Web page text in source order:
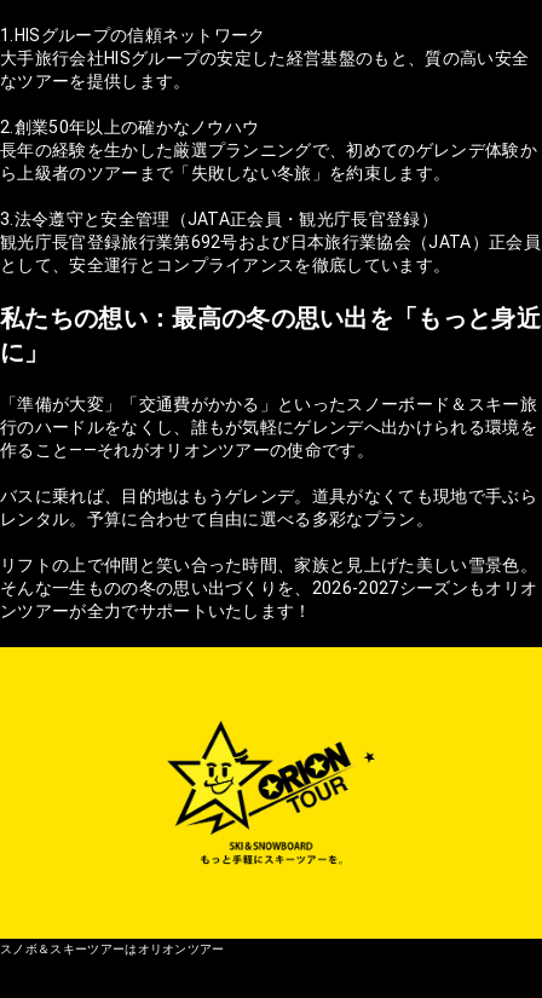
1.HISグループの信頼ネットワーク
大手旅行会社HISグループの安定した経営基盤のもと、質の高い安全
なツアーを提供します。
2.創業50年以上の確かなノウハウ
長年の経験を生かした厳選プランニングで、初めてのゲレンデ体験か
ら上級者のツアーまで「失敗しない冬旅」を約束します。
3.法令遵守と安全管理（JATA正会員・観光庁長官登録）
観光庁長官登録旅行業第692号および日本旅行業協会（JATA）正会員
として、安全運行とコンプライアンスを徹底しています。
私たちの想い：最高の冬の思い出を「もっと身近
に」
「準備が大変」「交通費がかかる」といったスノーボード＆スキー旅
行のハードルをなくし、誰もが気軽にゲレンデへ出かけられる環境を
作ること——それがオリオンツアーの使命です。
バスに乗れば、目的地はもうゲレンデ。道具がなくても現地で手ぶら
レンタル。予算に合わせて自由に選べる多彩なプラン。
リフトの上で仲間と笑い合った時間、家族と見上げた美しい雪景色。
そんな一生ものの冬の思い出づくりを、2026-2027シーズンもオリオ
ンツアーが全力でサポートいたします！
スノボ＆スキーツアーはオリオンツアー